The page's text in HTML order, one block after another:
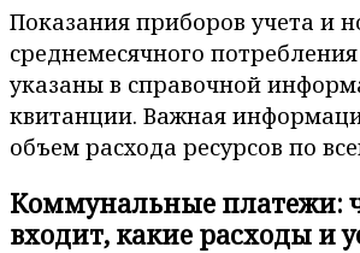
Показания приборов учета и
среднемесячного
указаны в справочной
квитанции. Важная
объем расхода ресурсов по
Коммунальные платежи:
входит, какие расходы и